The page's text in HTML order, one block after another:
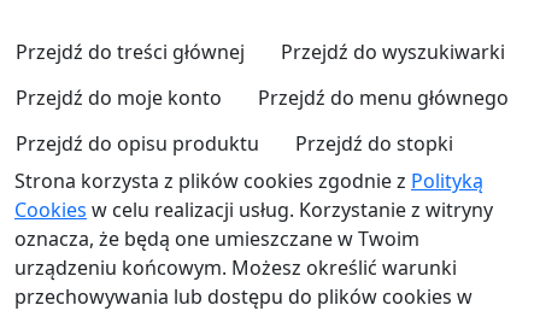
Przejdź do treści głównej
Przejdź do wyszukiwarki
Przejdź do moje konto
Przejdź do menu głównego
Przejdź do opisu produktu
Przejdź do stopki
Strona korzysta z plików cookies zgodnie z Polityką
Cookies w celu realizacji usług. Korzystanie z witryny
oznacza, że będą one umieszczane w Twoim
urządzeniu końcowym. Możesz określić warunki
przechowywania lub dostępu do plików cookies w